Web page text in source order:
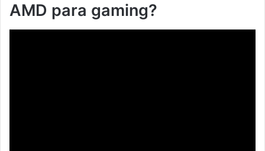
AMD para gaming?